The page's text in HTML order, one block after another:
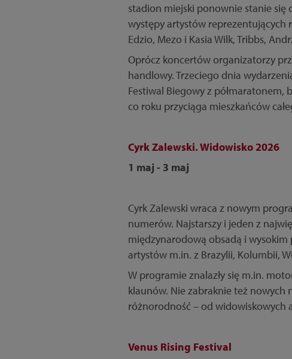
stadion miejski ponownie stanie się
występy artystów reprezentujących
Edzio, Mezo i Kasia Wilk, Tribbs,
Oprócz koncertów organizatorzy
handlowy. Trzeciego dnia
Festiwal Biegowy z półmaratonem,
co roku przyciąga mieszkańców
Cyrk Zalewski. Widowisko 2026
1 maj - 3 maj
Cyrk Zalewski wraca z nowym
numerów. Najstarszy i jeden z
międzynarodową obsadą i
artystów m.in. z Brazylii, Kolumbii,
W programie znalazły się m.in.
klaunów. Nie zabraknie też nowych
różnorodność – od widowiskowych
Venus Rising Festival